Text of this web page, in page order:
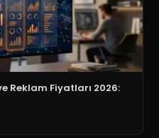
Reklam Fiyatları 2026: